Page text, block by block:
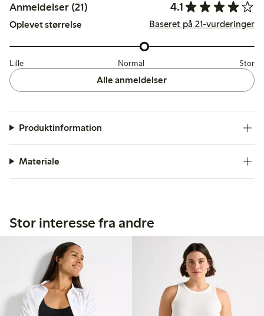
Anmeldelser (21) 4.1
Oplevet størrelse Baseret på 21-vurderinger
Lille Normal Stor
Alle anmeldelser
Produktinformation
Materiale
Stor interesse fra andre